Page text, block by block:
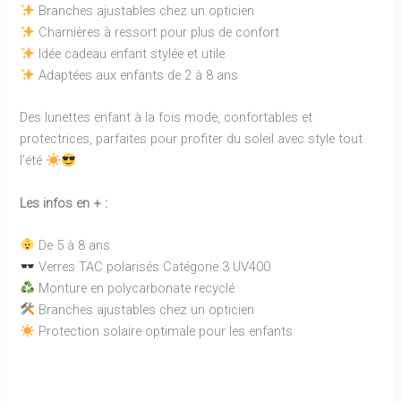
Branches ajustables chez un opticien
Charnières à ressort pour plus de confort
Idée cadeau enfant stylée et utile
Adaptées aux enfants de 2 à 8 ans
Des lunettes enfant à la fois mode, confortables et
protectrices, parfaites pour profiter du soleil avec style tout
l’été
Les infos en + :
De 5 à 8 ans
Verres TAC polarisés Catégorie 3 UV400
Monture en polycarbonate recyclé
Branches ajustables chez un opticien
Protection solaire optimale pour les enfants